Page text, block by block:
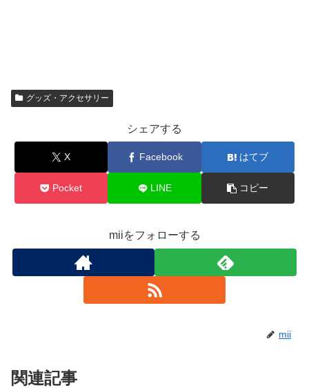
グッズ・アクセサリー
シェアする
X Facebook はてブ
Pocket LINE コピー
miiをフォローする
mii
関連記事